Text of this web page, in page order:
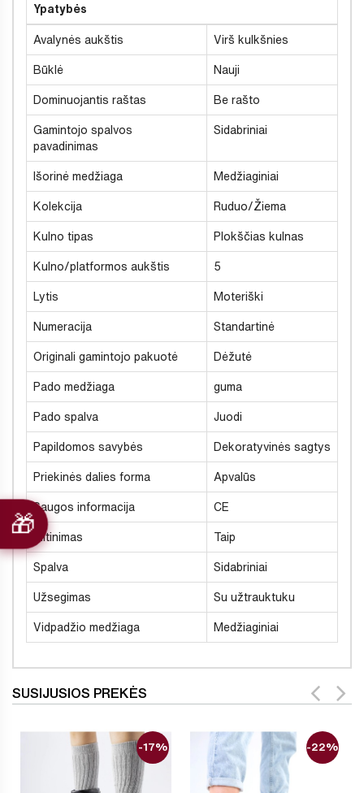
Ypatybės
Avalynės aukštis Virš kulkšnies
Būklė Nauji
Dominuojantis raštas Be rašto
Gamintojo spalvos
pavadinimas
Sidabriniai
Išorinė medžiaga Medžiaginiai
Kolekcija Ruduo/Žiema
Kulno tipas Plokščias kulnas
Kulno/platformos aukštis 5
Lytis Moteriški
Numeracija Standartinė
Originali gamintojo pakuotė Dėžutė
Pado medžiaga guma
Pado spalva Juodi
Papildomos savybės Dekoratyvinės sagtys
Priekinės dalies forma Apvalūs
Saugos informacija CE
Šiltinimas Taip
Spalva Sidabriniai
Užsegimas Su užtrauktuku
Vidpadžio medžiaga Medžiaginiai
SUSIJUSIOS PREKĖS
-17% -22%